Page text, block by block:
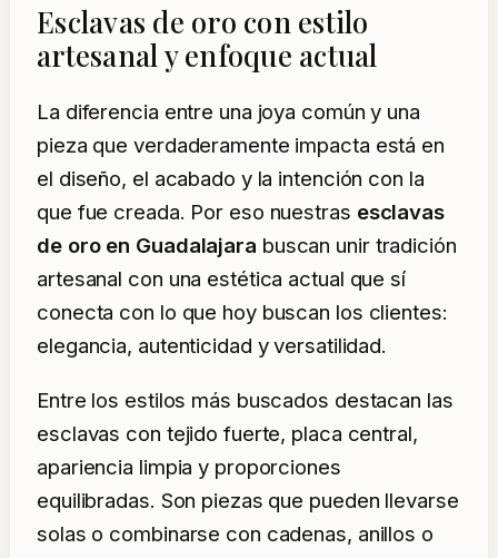
Esclavas de oro con estilo
artesanal y enfoque actual
La diferencia entre una joya común y una
pieza que verdaderamente impacta está en
el diseño, el acabado y la intención con la
que fue creada. Por eso nuestras esclavas
de oro en Guadalajara buscan unir tradición
artesanal con una estética actual que sí
conecta con lo que hoy buscan los clientes:
elegancia, autenticidad y versatilidad.
Entre los estilos más buscados destacan las
esclavas con tejido fuerte, placa central,
apariencia limpia y proporciones
equilibradas. Son piezas que pueden llevarse
solas o combinarse con cadenas, anillos o